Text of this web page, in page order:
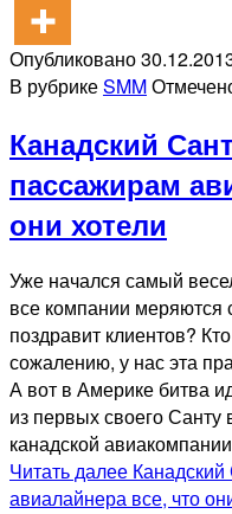
Опубликовано
В рубрикеSMM
Канадский
пассажирам
они хотели
Уже начался самый
все компании меряются
поздравит клиентов?
сожалению, у нас эта
А вот в Америке битва
из первых своего Санту
канадской
Читать далее
авиалайнера все, что